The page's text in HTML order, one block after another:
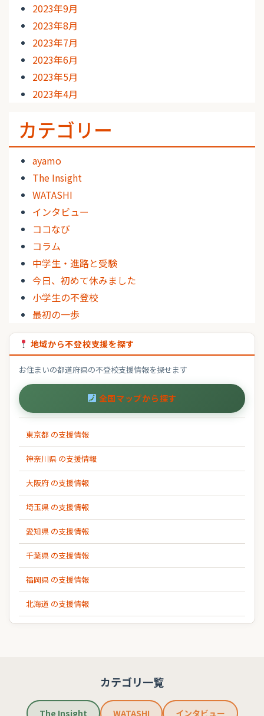
2023年9月
2023年8月
2023年7月
2023年6月
2023年5月
2023年4月
カテゴリー
ayamo
The Insight
WATASHI
インタビュー
ココなび
コラム
中学生・進路と受験
今日、初めて休みました
小学生の不登校
最初の一歩
地域から不登校支援を探す
お住まいの都道府県の不登校支援情報を探せます
全国マップから探す
東京都 の支援情報
神奈川県 の支援情報
大阪府 の支援情報
埼玉県 の支援情報
愛知県 の支援情報
千葉県 の支援情報
福岡県 の支援情報
北海道 の支援情報
カテゴリ一覧
The Insight WATASHI インタビュー